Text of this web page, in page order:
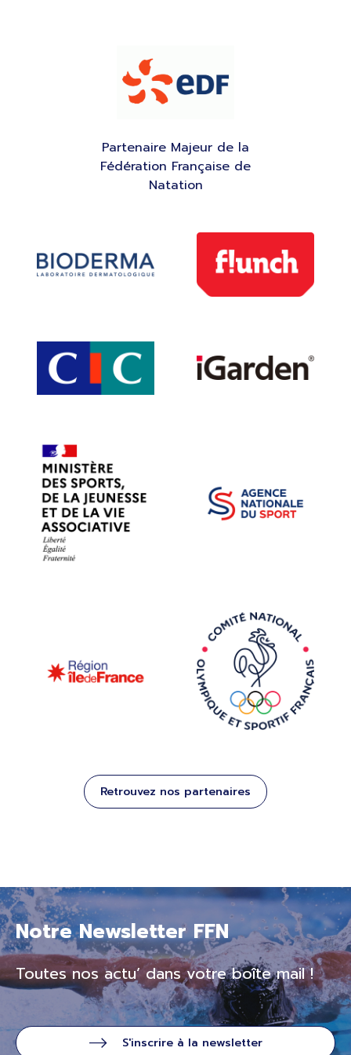
Partenaire Majeur de la
Fédération Française de
Natation
Retrouvez nos partenaires
Notre Newsletter FFN
Toutes nos actu’ dans votre boîte mail !
S'inscrire à la newsletter